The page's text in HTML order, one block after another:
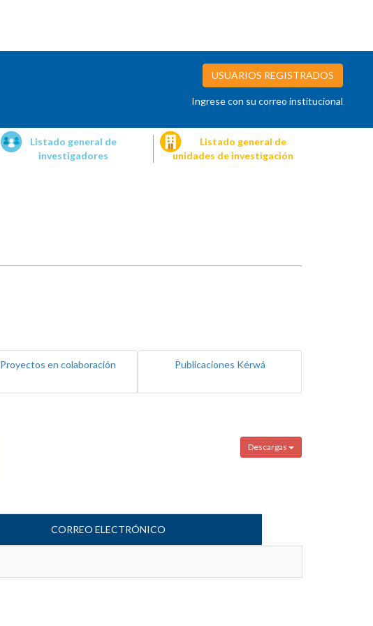
USUARIOS REGISTRADOS
Ingrese con su correo institucional
Listado general de
investigadores
Listado general de
unidades de investigación
Proyectos en colaboración Publicaciones Kérwá
Descargas
CORREO ELECTRÓNICO